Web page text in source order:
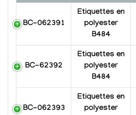
BC-062391
Etiquettes en
polyester
B484
BC-62392
Etiquettes en
polyester
B484
BC-062393
Etiquettes en
polyester